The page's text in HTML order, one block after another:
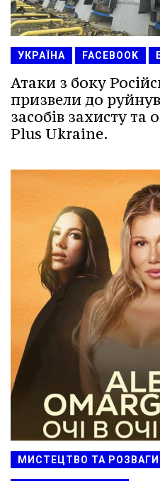
УКРАЇНА FACEBOOK
Атаки з боку
призвели до
засобів захисту та
Plus Ukraine.
МИСТЕЦТВО ТА РОЗВАГИ